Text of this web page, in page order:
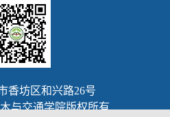
香坊区和兴路26号
与交通学院版权所有